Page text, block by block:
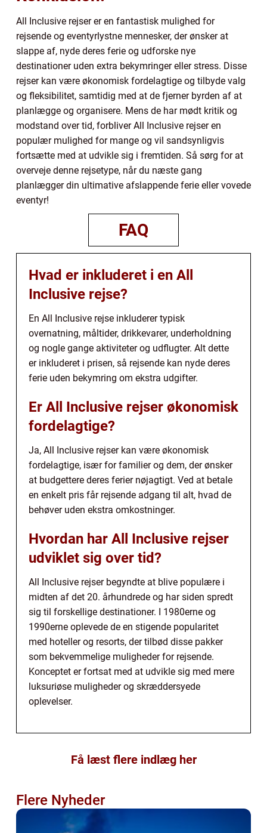
All Inclusive rejser er en fantastisk mulighed for
rejsende og eventyrlystne mennesker, der ønsker at
slappe af, nyde deres ferie og udforske nye
destinationer uden extra bekymringer eller stress. Disse
rejser kan være økonomisk fordelagtige og tilbyde valg
og fleksibilitet, samtidig med at de fjerner byrden af at
planlægge og organisere. Mens de har mødt kritik og
modstand over tid, forbliver All Inclusive rejser en
populær mulighed for mange og vil sandsynligvis
fortsætte med at udvikle sig i fremtiden. Så sørg for at
overveje denne rejsetype, når du næste gang
planlægger din ultimative afslappende ferie eller vovede
eventyr!
FAQ
Hvad er inkluderet i en All
Inclusive rejse?
En All Inclusive rejse inkluderer typisk
overnatning, måltider, drikkevarer, underholdning
og nogle gange aktiviteter og udflugter. Alt dette
er inkluderet i prisen, så rejsende kan nyde deres
ferie uden bekymring om ekstra udgifter.
Er All Inclusive rejser økonomisk
fordelagtige?
Ja, All Inclusive rejser kan være økonomisk
fordelagtige, især for familier og dem, der ønsker
at budgettere deres ferier nøjagtigt. Ved at betale
en enkelt pris får rejsende adgang til alt, hvad de
behøver uden ekstra omkostninger.
Hvordan har All Inclusive rejser
udviklet sig over tid?
All Inclusive rejser begyndte at blive populære i
midten af det 20. århundrede og har siden spredt
sig til forskellige destinationer. I 1980erne og
1990erne oplevede de en stigende popularitet
med hoteller og resorts, der tilbød disse pakker
som bekvemmelige muligheder for rejsende.
Konceptet er fortsat med at udvikle sig med mere
luksuriøse muligheder og skræddersyede
oplevelser.
Få læst flere indlæg her
Flere Nyheder